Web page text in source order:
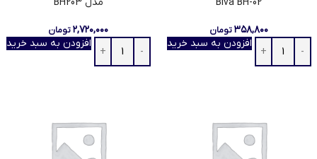
۳۵۸,۸۰۰تومان
افزودن به سبد خرید
۲,۷۲۰,۰۰۰تومان
افزودن به سبد خرید